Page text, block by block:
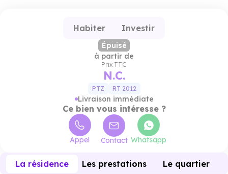
Habiter Investir
Épuisé
à partir de
Prix TTC
N.C.
PTZ RT 2012
Livraison immédiate
Ce bien vous intéresse ?
Appel Contact Whatsapp
La résidence Les prestations Le quartier